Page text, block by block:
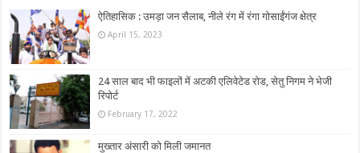
ऐतिहासिक : उमड़ा जन सैलाब, नीले रंग में रंगा गोसाईंगंज क्षेत्र
April 15, 2023
24 साल बाद भी फाइलों में अटकी एलिवेटेड रोड, सेतु निगम ने भेजी
रिपोर्ट
February 17, 2022
मुख्तार अंसारी को मिली जमानत